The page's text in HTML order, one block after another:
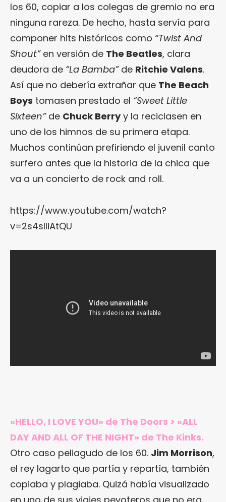
los 60, copiar a los colegas de gremio no era
ninguna rareza. De hecho, hasta servía para
componer hits históricos como “Twist And
Shout”en versión de The Beatles, clara
deudora de “La Bamba”de Ritchie Valens.
Así que no debería extrañar que The Beach
Boys tomasen prestado el “Sweet Little
Sixteen”de Chuck Berryy la reciclasen en
uno de los himnos de su primera etapa.
Muchos continúan prefiriendo el juvenil canto
surfero antes que la historia de la chica que
va a un concierto de rock and roll.
https://www.youtube.com/watch?
v=2s4slliAtQU
«HELLO, I LOVE YOU» de The Doors > «ALL
DAY AND ALL OF THE NIGHT» de The Kinks.
Otro caso peliagudo de los 60. Jim Morrison,
el rey lagarto que partía y repartía, también
copiaba y plagiaba. Quizá había visualizado